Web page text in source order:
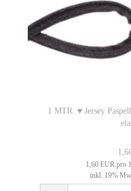
1 MTR. ♥ Jersey
1,60 EUR pro
inkl. 19%